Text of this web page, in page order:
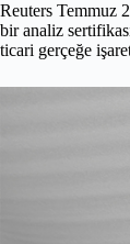
Reuters Temmuz
bir analiz
ticari gerçeğe